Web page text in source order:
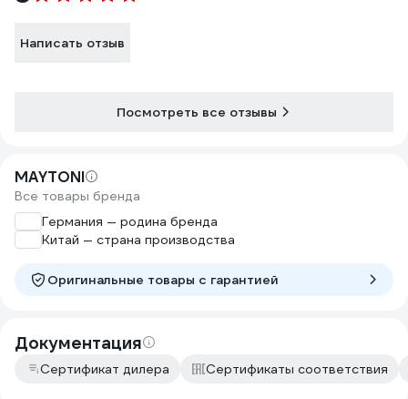
Написать отзыв
Посмотреть все отзывы
MAYTONI
Все товары бренда
Германия — родина бренда
Китай — страна производства
Оригинальные товары c гарантией
Документация
Сертификат дилера Сертификаты соответствия